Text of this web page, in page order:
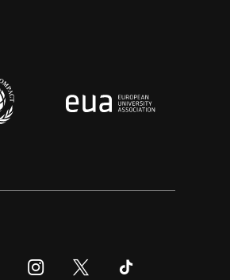
SíguenosSíguenos
Síguenos